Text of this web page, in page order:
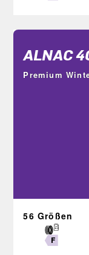
ALNAC
Premium
56 Größen
F